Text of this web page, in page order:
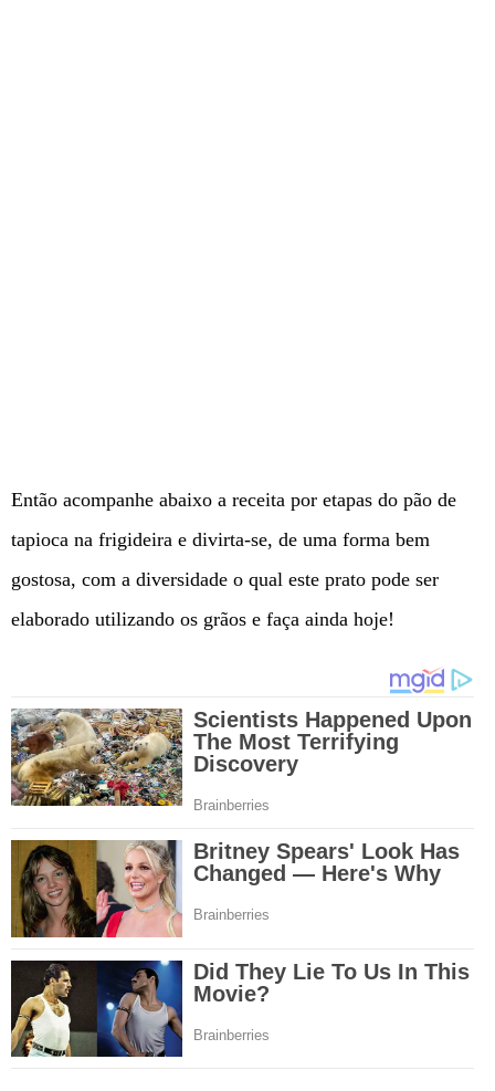
Então acompanhe abaixo a receita por etapas do pão de
tapioca na frigideira e divirta-se, de uma forma bem
gostosa, com a diversidade o qual este prato pode ser
elaborado utilizando os grãos e faça ainda hoje!